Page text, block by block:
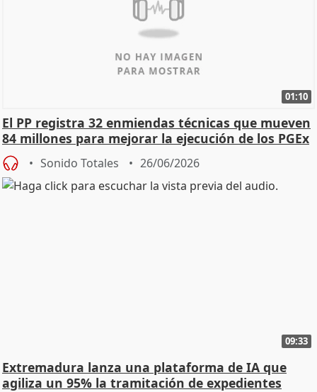
01:10
El PP registra 32 enmiendas técnicas que mueven
84 millones para mejorar la ejecución de los PGEx
Sonido Totales 26/06/2026
09:33
Extremadura lanza una plataforma de IA que
agiliza un 95% la tramitación de expedientes